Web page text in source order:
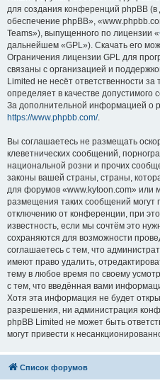
для создания конференций phpBB
обеспечение phpBB»,
Teams»), выпущенного по лицензии «
дальнейшем «GPL»). Скачать его
Ограничения лицензии GPL для
связаны с организацией и
Limited не несёт ответственности
определяет в качестве
За дополнительной информацией о
https://www.phpbb.com/.
Вы соглашаетесь не размещать
клеветнических сообщений,
национальной розни и прочих
законы вашей страны, страны,
для форумов «www.kytoon.com» или
размещения таких сообщений могут
отключению от конференции, при
известность, если мы сочтём это
сохраняются для возможности
соглашаетесь с тем, что
имеют право удалить,
тему в любое время по своему
с тем, что введённая вами
Хотя эта информация не будет
разрешения, ни администрация
phpBB Limited не может быть
могут привести к
Список форумов